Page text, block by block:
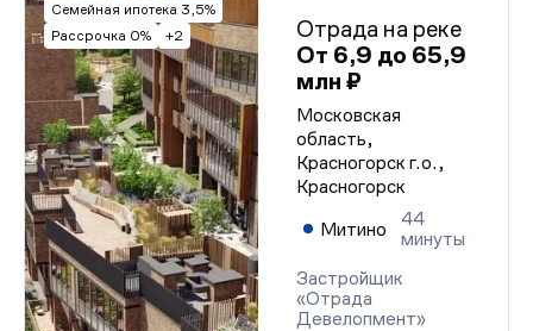
Семейная ипотека 3,5%
Рассрочка 0%
+2
Отрада на реке
От 6,9 до 65,9
млн ₽
Московская
область,
Красногорск г.о.,
Красногорск
Митино
44
минуты
Застройщик
«Отрада
Девелопмент»